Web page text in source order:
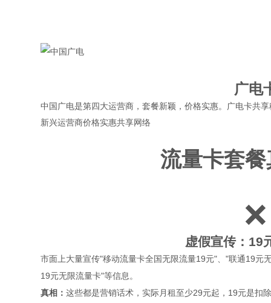
广电
中国广电是第四大运营商，套餐新颖，价格实惠。广电卡共
新兴运营商价格实惠共享网络
流量卡套
❌
虚假宣传：19
市面上大量宣传"移动流量卡全国无限流量19元"、"联通19元
19元无限流量卡"等信息。
真相： 这些都是营销话术，实际月租至少29元起，19元是扣